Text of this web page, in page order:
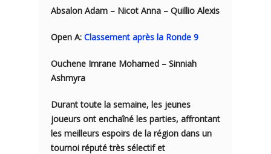
Absalon Adam – Nicot Anna – Quillio Alexis
Open A: Classement après la Ronde 9
Ouchene Imrane Mohamed – Sinniah
Ashmyra
Durant toute la semaine, les jeunes
joueurs ont enchaîné les parties, affrontant
les meilleurs espoirs de la région dans un
tournoi réputé très sélectif et